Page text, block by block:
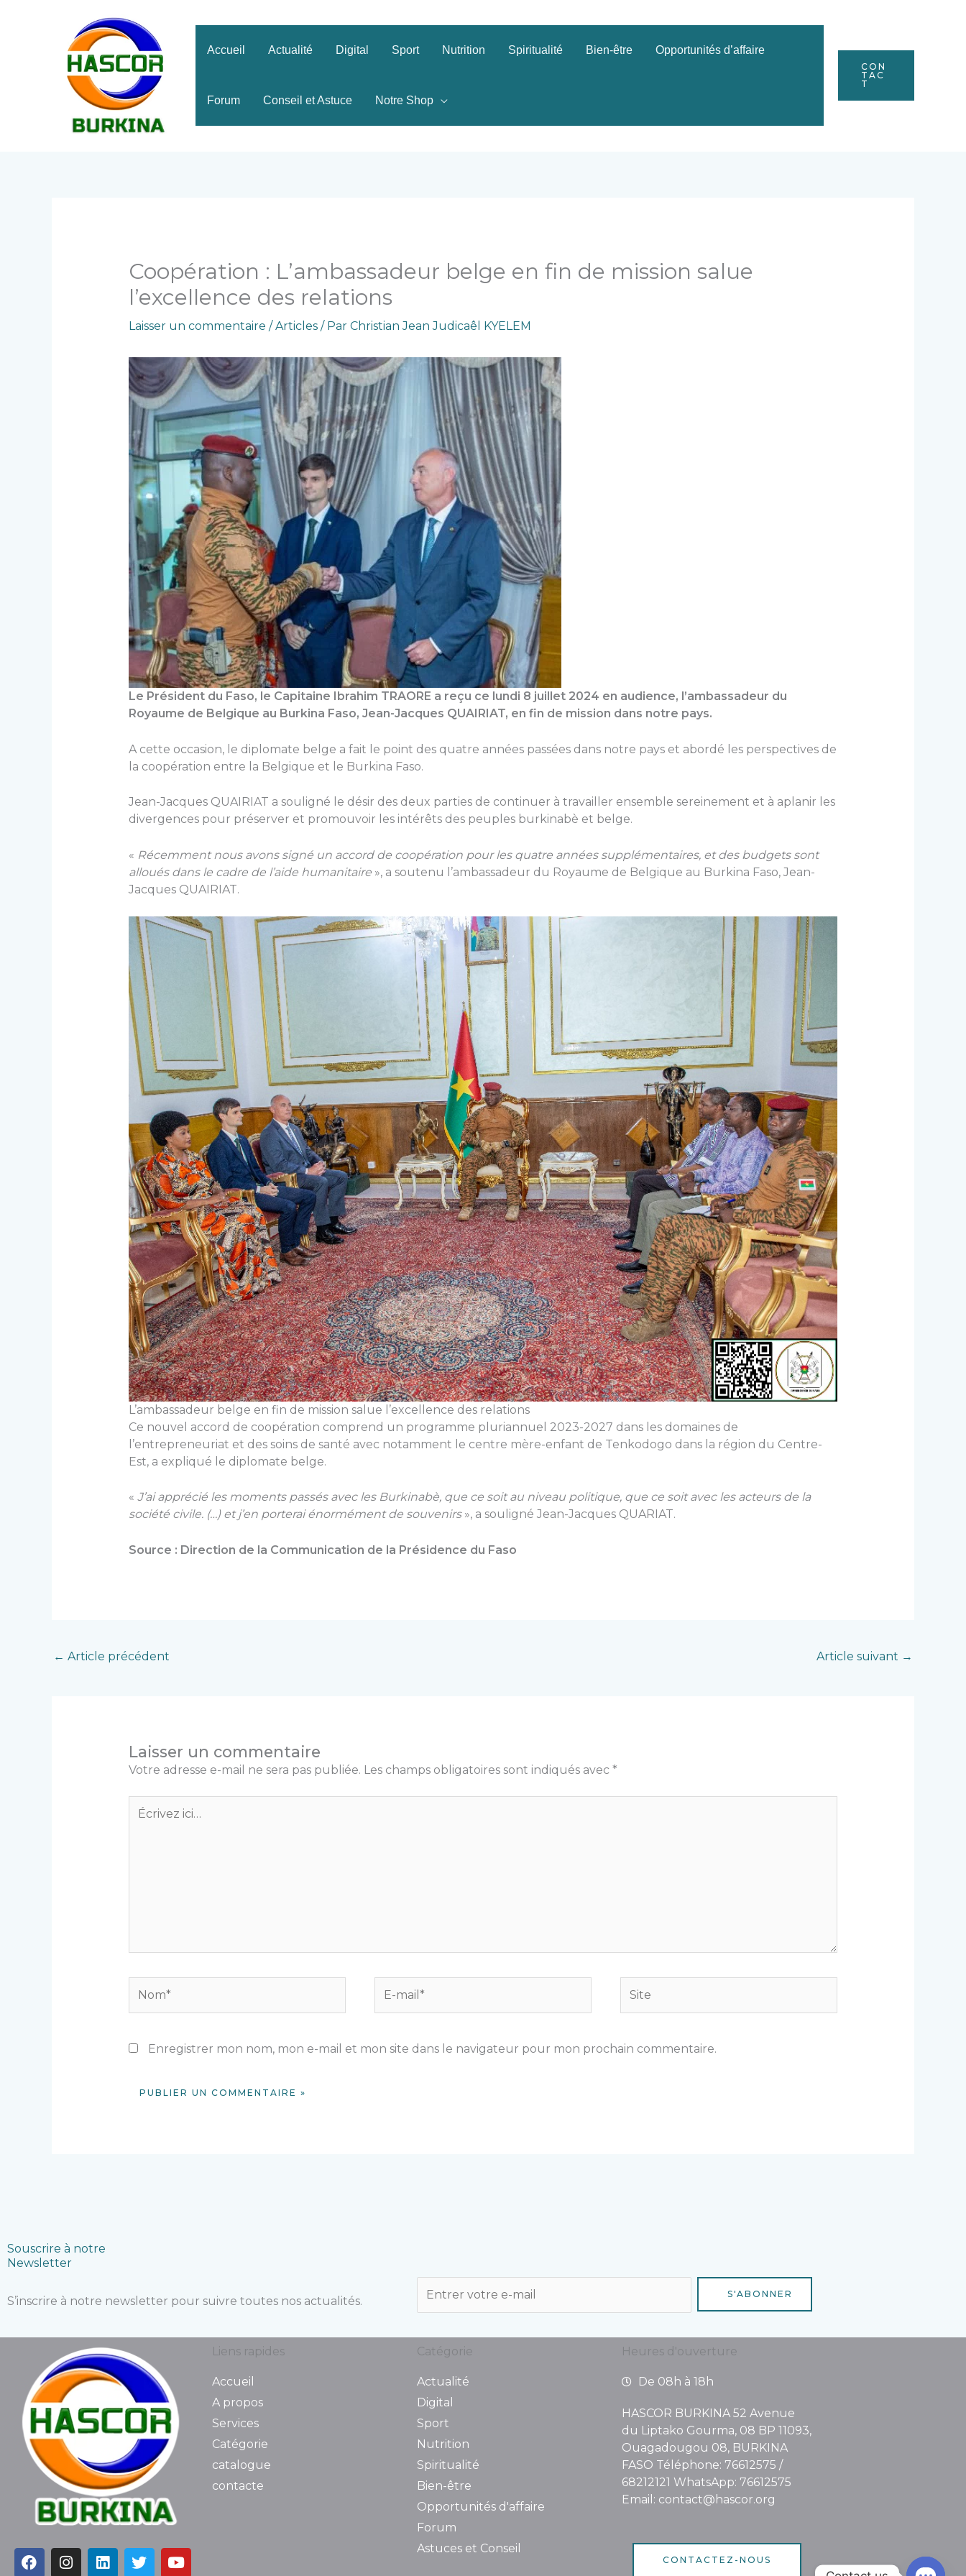
Accueil Actualité Digital Sport Nutrition Spiritualité Bien-être Opportunités d’affaire
Forum Conseil et Astuce Notre Shop
CON
TAC
T
Coopération : L’ambassadeur belge en fin de mission salue
l’excellence des relations
Laisser un commentaire /Articles/ Par Christian Jean Judicaêl KYELEM
Le Président du Faso, le Capitaine Ibrahim TRAORE a reçu ce lundi 8 juillet 2024 en audience, l’ambassadeur du
Royaume de Belgique au Burkina Faso, Jean-Jacques QUAIRIAT, en fin de mission dans notre pays.
A cette occasion, le diplomate belge a fait le point des quatre années passées dans notre pays et abordé les perspectives de
la coopération entre la Belgique et le Burkina Faso.
Jean-Jacques QUAIRIAT a souligné le désir des deux parties de continuer à travailler ensemble sereinement et à aplanir les
divergences pour préserver et promouvoir les intérêts des peuples burkinabè et belge.
« Récemment nous avons signé un accord de coopération pour les quatre années supplémentaires, et des budgets sont
alloués dans le cadre de l’aide humanitaire», a soutenu l’ambassadeur du Royaume de Belgique au Burkina Faso, Jean-
Jacques QUAIRIAT.
L’ambassadeur belge en fin de mission salue l’excellence des relations
Ce nouvel accord de coopération comprend un programme pluriannuel 2023-2027 dans les domaines de
l’entrepreneuriat et des soins de santé avec notamment le centre mère-enfant de Tenkodogo dans la région du Centre-
Est, a expliqué le diplomate belge.
« J’ai apprécié les moments passés avec les Burkinabè, que ce soit au niveau politique, que ce soit avec les acteurs de la
société civile. (…) et j’en porterai énormément de souvenirs», a souligné Jean-Jacques QUARIAT.
Source : Direction de la Communication de la Présidence du Faso
← Article précédent Article suivant →
Laisser un commentaire
Votre adresse e-mail ne sera pas publiée. Les champs obligatoires sont indiqués avec *
ici…
mail*
Enregistrer mon nom, mon e-mail et mon site dans le navigateur pour mon prochain commentaire.
Souscrire à notre
Newsletter
S’inscrire à notre newsletter pour suivre toutes nos actualités.
i
l
S'ABONNER
F
a
I
n
L
i
T
w
Y
o
Liens rapides
Accueil
A propos
Services
Catégorie
catalogue
contacte
Catégorie
Actualité
Digital
Sport
Nutrition
Spiritualité
Bien-être
Opportunités d'affaire
Forum
Astuces et Conseil
Heures d'ouverture
De 08h à 18h
HASCOR BURKINA 52 Avenue
du Liptako Gourma, 08 BP 11093,
Ouagadougou 08, BURKINA
FASO Téléphone: 76612575 /
68212121 WhatsApp: 76612575
Email: contact@hascor.org
CONTACTEZ-NOUS